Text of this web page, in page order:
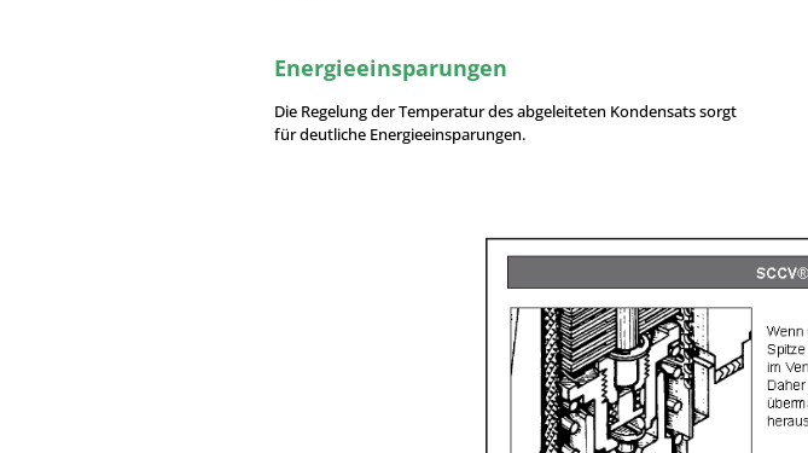
Energieeinsparungen
Die Regelung der Temperatur des abgeleiteten Kondensats sorgt
für deutliche Energieeinsparungen.